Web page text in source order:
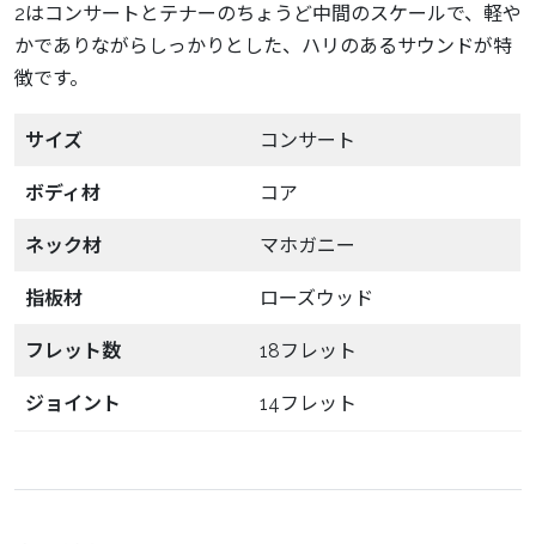
2はコンサートとテナーのちょうど中間のスケールで、軽や
かでありながらしっかりとした、ハリのあるサウンドが特
徴です。
サイズ コンサート
ボディ材 コア
ネック材 マホガニー
指板材 ローズウッド
フレット数 18フレット
ジョイント 14フレット